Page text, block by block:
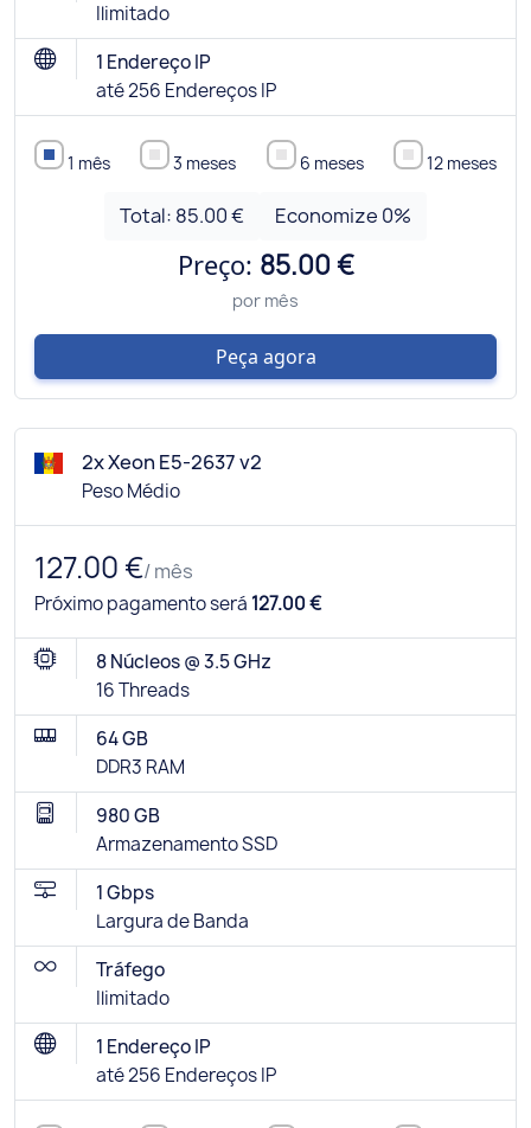
Ilimitado
1 Endereço IP
até 256 Endereços IP
1 mês 3 meses 6 meses 12 meses
Total: 85.00 € Economize 0%
Preço: 85.00 €
por mês
Peça agora
2x Xeon E5-2637 v2
Peso Médio
127.00 €/ mês
Próximo pagamento será 127.00 €
8 Núcleos @ 3.5 GHz
16 Threads
64 GB
DDR3 RAM
980 GB
Armazenamento SSD
1 Gbps
Largura de Banda
Tráfego
Ilimitado
1 Endereço IP
até 256 Endereços IP